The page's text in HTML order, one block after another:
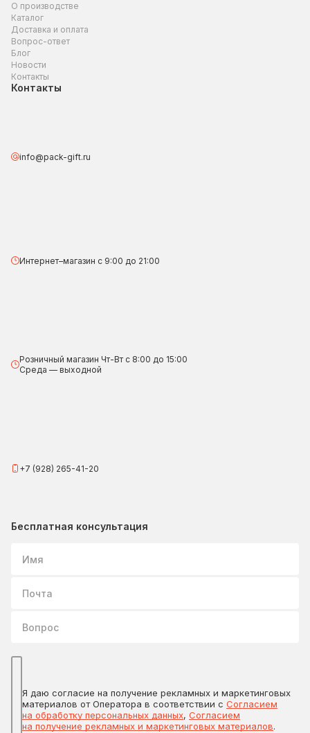
О производстве
Каталог
Доставка и оплата
Вопрос-ответ
Блог
Новости
Контакты
Контакты
info@pack-gift.ru
Интернет–магазин с 9:00 до 21:00
Розничный магазин Чт-Вт с 8:00 до 15:00
Среда — выходной
+7 (928) 265-41-20
Бесплатная консультация
Я даю согласие на получение рекламных и маркетинговых
материалов от Оператора в соответствии с Согласием
на обработку персональных данных, Согласием
на получение рекламных и маркетинговых материалов.